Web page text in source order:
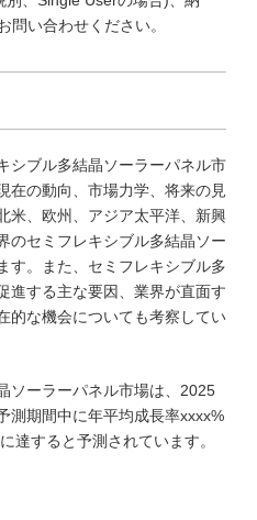
問い合わせください。
シブル多結晶ソーラーパネル市
在の動向、市場力学、将来の見
米、欧州、アジア太平洋、新興
のセミフレキシブル多結晶ソー
す。また、セミフレキシブル多
進する主な要因、業界が直面す
的な機会についても考察してい
ソーラーパネル市場は、2025
測期間中に年平均成長率xxxx%
達すると予測されています。